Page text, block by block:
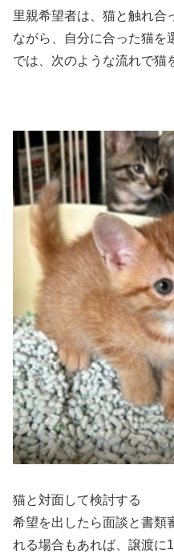
里親希望者は、猫と触れ合
ながら、自分に合った猫を
では、次のような流れで猫
猫と対面して検討する
希望を出したら面談と書類
れる場合もあれば、譲渡に